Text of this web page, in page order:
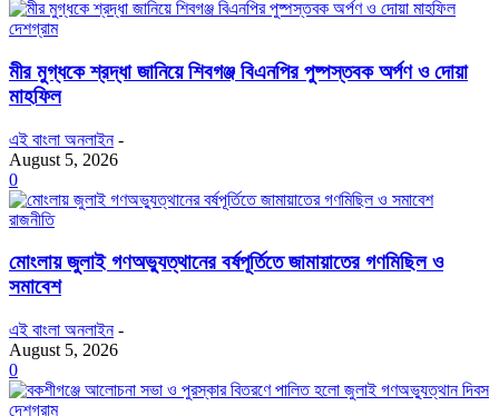
দেশগ্রাম
মীর মুগ্ধকে শ্রদ্ধা জানিয়ে শিবগঞ্জ বিএনপির পুষ্পস্তবক অর্পণ ও দোয়া
মাহফিল
এই বাংলা অনলাইন -
August 5, 2026
0
রাজনীতি
মোংলায় জুলাই গণঅভ্যুত্থানের বর্ষপূর্তিতে জামায়াতের গণমিছিল ও
সমাবেশ
এই বাংলা অনলাইন -
August 5, 2026
0
দেশগ্রাম